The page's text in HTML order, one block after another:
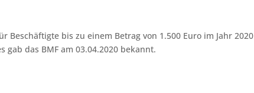
Beschäftigte bis zu einem Betrag von 1.500 Euro im Jahr 2020
das BMF am 03.04.2020 bekannt.